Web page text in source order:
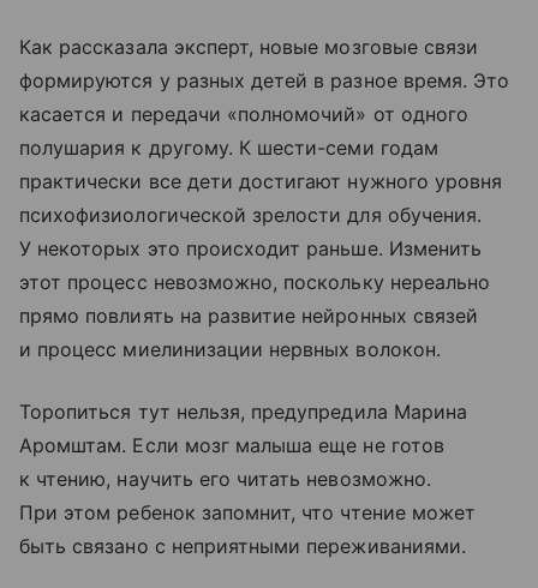
Как рассказала эксперт, новые мозговые связи
формируются у разных детей в разное время. Это
касается и передачи «полномочий» от одного
полушария к другому. К шести-семи годам
практически все дети достигают нужного уровня
психофизиологической зрелости для обучения.
У некоторых это происходит раньше. Изменить
этот процесс невозможно, поскольку нереально
прямо повлиять на развитие нейронных связей
и процесс миелинизации нервных волокон.
Торопиться тут нельзя, предупредила Марина
Аромштам. Если мозг малыша еще не готов
к чтению, научить его читать невозможно.
При этом ребенок запомнит, что чтение может
быть связано с неприятными переживаниями.